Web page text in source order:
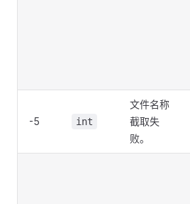
-5 int
文件名称
截取失
败。